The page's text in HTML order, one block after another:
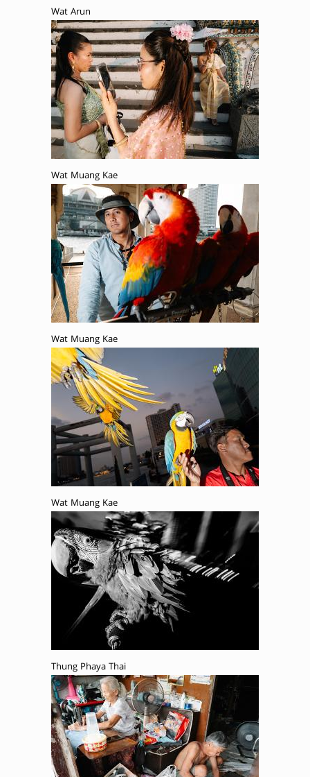
Wat Arun
Wat Muang Kae
Wat Muang Kae
Wat Muang Kae
Thung Phaya Thai